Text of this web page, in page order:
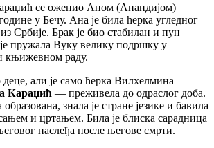
се оженио Аном (Анандијом)
у Бечу. Ана је била ћерка угледног
Србије. Брак је био стабилан и пун
пружала Вуку велику подршку у
књижевном раду.
али је само ћерка Вилхелмина —
Караџић — преживела до одраслог доба.
знала је стране језике и бавила
и цртањем. Била је блиска сарадница
наслеђа после његове смрти.